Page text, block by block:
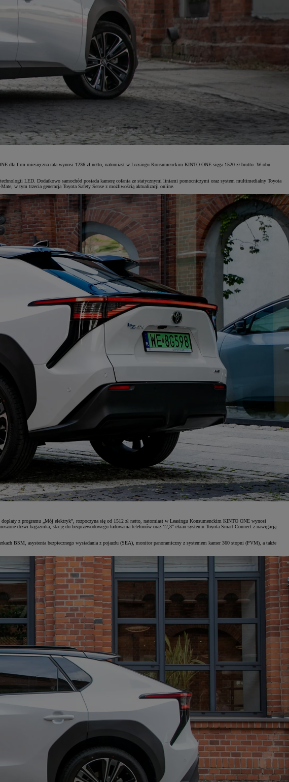
dla firm miesięczna rata wynosi 1236 zł netto, natomiast w Leasingu Konsumenckim KINTO ONE sięga 1520 zł brutto. W obu
LED. Dodatkowo samochód posiada kamerę cofania ze statycznymi liniami pomocniczymi oraz system multimedialny Toyota
w tym trzecia generacja Toyota Safety Sense z możliwością aktualizacji online.
z programu „Mój elektryk”, rozpoczyna się od 1512 zł netto, natomiast w Leasingu Konsumenckim KINTO ONE wynosi
drzwi bagażnika, stację do bezprzewodowego ładowania telefonów oraz 12,3" ekran systemu Toyota Smart Connect z nawigacją
BSM, asystenta bezpiecznego wysiadania z pojazdu (SEA), monitor panoramiczny z systemem kamer 360 stopni (PVM), a także